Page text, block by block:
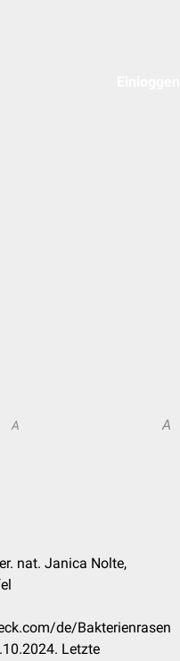
A A
nat. Janica Nolte,
de/Bakterienrasen
Letzte